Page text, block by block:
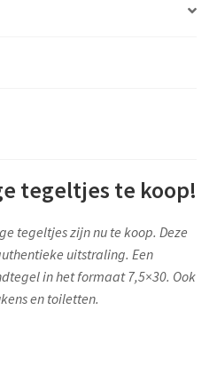
tegeltjes te koop!
tegeltjes zijn nu te koop. Deze
uitstraling. Een
in het formaat 7,5×30. Ook
en toiletten.